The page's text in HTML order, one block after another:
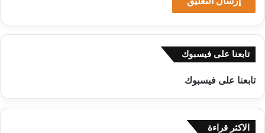
تابعنا على فيسبوك
تابعنا على فيسبوك
الاكثر قراءة